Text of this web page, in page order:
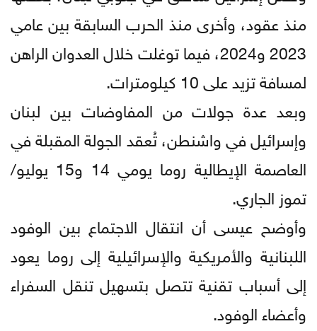
منذ عقود، وأخرى منذ الحرب السابقة بين عامي
2023 و2024، فيما توغلت خلال العدوان الراهن
لمسافة تزيد على 10 كيلومترات.
وبعد عدة جولات من المفاوضات بين لبنان
وإسرائيل في واشنطن، تُعقد الجولة المقبلة في
العاصمة الإيطالية روما يومي 14 و15 يوليو/
تموز الجاري.
وأوضح عيسى أن انتقال الاجتماع بين الوفود
اللبنانية والأمريكية والإسرائيلية إلى روما يعود
إلى أسباب تقنية تتصل بتسهيل تنقل السفراء
وأعضاء الوفود.